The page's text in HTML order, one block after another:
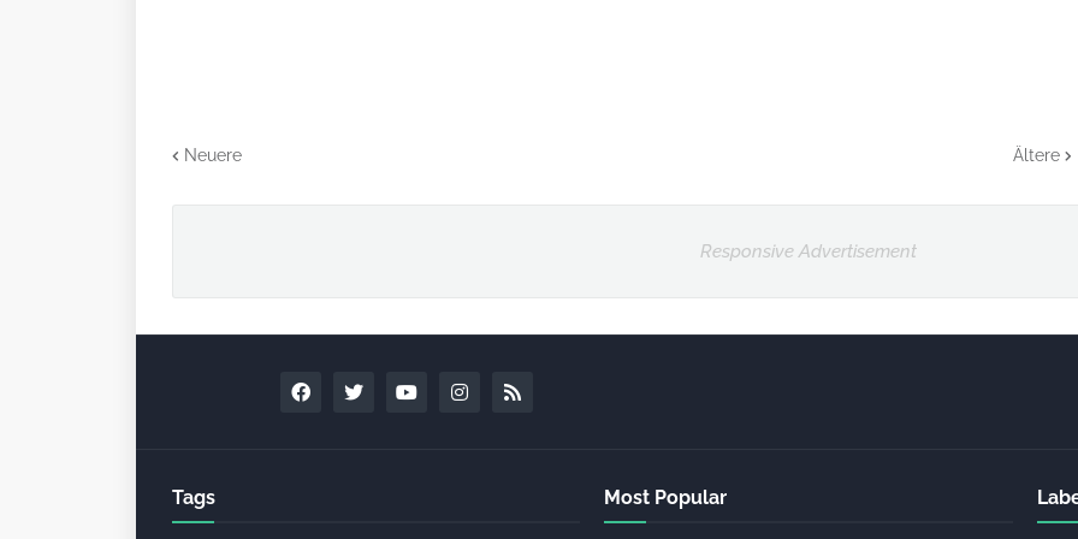
Neuere Ältere
Responsive Advertisement
Tags Most Popular